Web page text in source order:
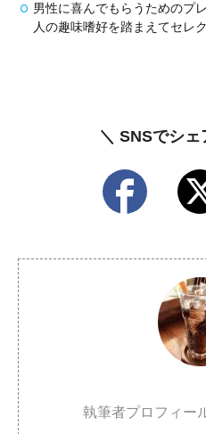
男性に喜んでもらうためのプ
人の趣味嗜好を踏まえてセレ
＼ SNSでシェ
執筆者プロフィー